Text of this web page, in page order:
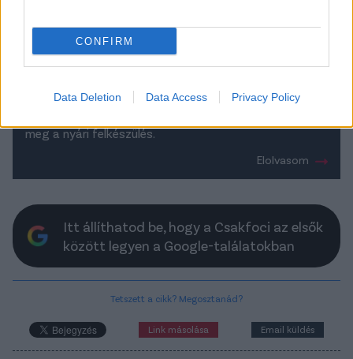
CONFIRM
Data Deletion Data Access Privacy Policy
Példátlan: Felrobbantak a kispadok az
NB I élmezőnyében!
Teljes a felfordulás az NB I-ben: a tabella első hat
meg a nyári felkészülés.
Elolvasom
Itt állíthatod be, hogy a Csakfoci az elsők
között legyen a Google-találatokban
Tetszett a cikk? Megosztanád?
Link másolása Email küldés